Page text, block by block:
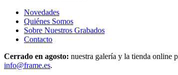
Novedades
Quiénes Somos
Sobre Nuestros Grabados
Contacto
Cerrado en agosto: nuestra galería y la tienda online
info@frame.es.